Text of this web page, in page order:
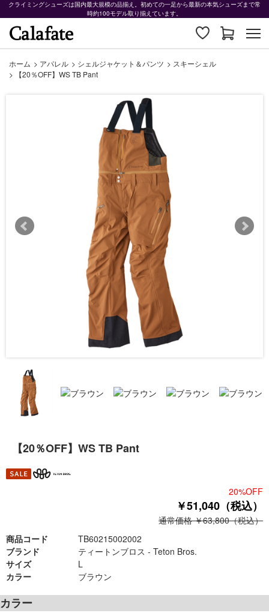
クライミングシューズは国内最大規模の品揃え。初めての一足から最新の本気シューズまで常
時約100モデル取り揃えています。
ホーム > アパレル > シェルジャケット＆パンツ > スキーシェル
>
【20％OFF】WS TB Pant
【20％OFF】WS TB Pant
20%OFF
￥51,040（税込）
通常価格 ￥63,800（税込）
商品コード
TB60215002002
ブランド
ティートンブロス - Teton Bros.
サイズ
L
カラー
ブラウン
カラー